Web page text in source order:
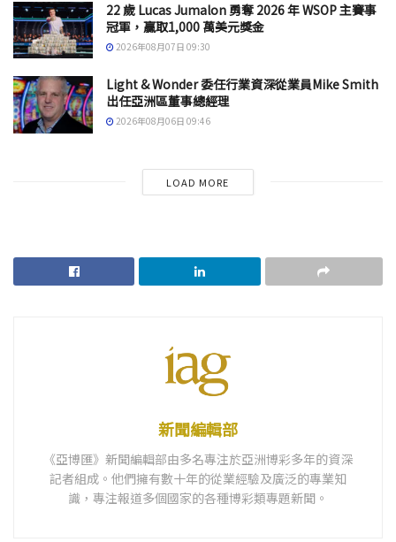
22 歲 Lucas Jumalon 勇奪 2026 年 WSOP 主賽事
冠軍，贏取1,000 萬美元獎金
2026年08月07日 09:30
Light & Wonder 委任行業資深從業員Mike Smith
出任亞洲區董事總經理
2026年08月06日 09:46
LOAD MORE
新聞編輯部
《亞博匯》新聞編輯部由多名專注於亞洲博彩多年的資深
記者組成。他們擁有數十年的從業經驗及廣泛的專業知
識，專注報道多個國家的各種博彩類專題新聞。